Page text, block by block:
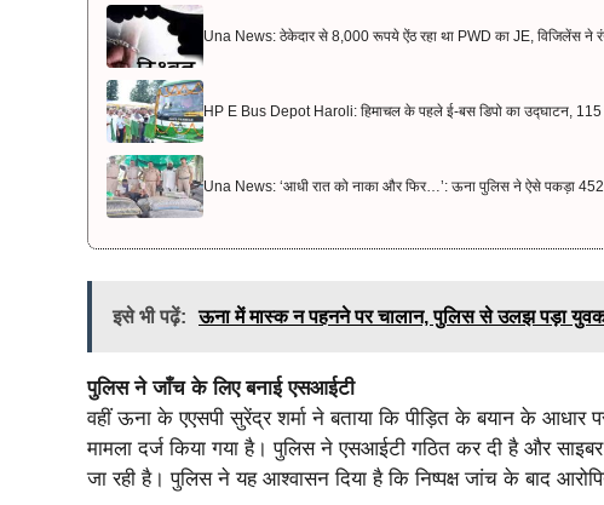
Una News: ठेकेदार से 8,000 रूपये ऐंठ रहा था PWD का JE, विजिलेंस ने रंगे
HP E Bus Depot Haroli: हिमाचल के पहले ई-बस डिपो का उद्घाटन, 115
Una News: ‘आधी रात को नाका और फिर…’: ऊना पुलिस ने ऐसे पकड़ा
इसे भी पढ़ें: ऊना में मास्‍क न पहनने पर चालान, पुलिस से उलझ पड़ा
पुलिस ने जाँच के लिए बनाई एसआईटी
वहीं ऊना के एएसपी सुरेंद्र शर्मा ने बताया कि पीड़ित के बयान के
मामला दर्ज किया गया है। पुलिस ने एसआईटी गठित कर दी है और
जा रही है। पुलिस ने यह आश्वासन दिया है कि निष्पक्ष जांच के बाद